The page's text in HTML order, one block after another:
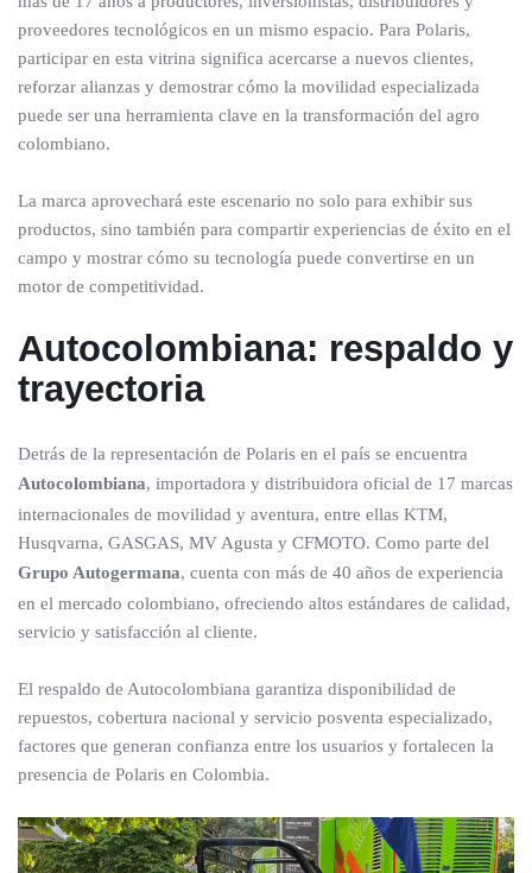
proveedores tecnológicos en un mismo espacio. Para Polaris,
participar en esta vitrina significa acercarse a nuevos clientes,
reforzar alianzas y demostrar cómo la movilidad especializada
puede ser una herramienta clave en la transformación del agro
colombiano.
La marca aprovechará este escenario no solo para exhibir sus
productos, sino también para compartir experiencias de éxito en el
campo y mostrar cómo su tecnología puede convertirse en un
motor de competitividad.
Autocolombiana: respaldo y
trayectoria
Detrás de la representación de Polaris en el país se encuentra
Autocolombiana, importadora y distribuidora oficial de 17 marcas
internacionales de movilidad y aventura, entre ellas KTM,
Husqvarna, GASGAS, MV Agusta y CFMOTO. Como parte del
Grupo Autogermana, cuenta con más de 40 años de experiencia
en el mercado colombiano, ofreciendo altos estándares de calidad,
servicio y satisfacción al cliente.
El respaldo de Autocolombiana garantiza disponibilidad de
repuestos, cobertura nacional y servicio posventa especializado,
factores que generan confianza entre los usuarios y fortalecen la
presencia de Polaris en Colombia.